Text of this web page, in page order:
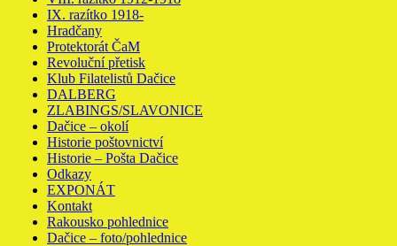
IX. razítko 1918-
Hradčany
Protektorát ČaM
Revoluční přetisk
Klub Filatelistů Dačice
DALBERG
ZLABINGS/SLAVONICE
Dačice – okolí
Historie poštovnictví
Historie – Pošta Dačice
Odkazy
EXPONÁT
Kontakt
Rakousko pohlednice
Dačice – foto/pohlednice